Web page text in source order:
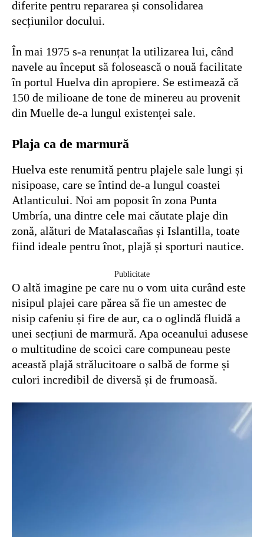
diferite pentru repararea și consolidarea
secțiunilor docului.
În mai 1975 s-a renunțat la utilizarea lui, când
navele au început să folosească o nouă facilitate
în portul Huelva din apropiere. Se estimează că
150 de milioane de tone de minereu au provenit
din Muelle de-a lungul existenței sale.
Plaja ca de marmură
Huelva este renumită pentru plajele sale lungi și
nisipoase, care se întind de-a lungul coastei
Atlanticului. Noi am poposit în zona Punta
Umbría, una dintre cele mai căutate plaje din
zonă, alături de Matalascañas și Islantilla, toate
fiind ideale pentru înot, plajă și sporturi nautice.
Publicitate
O altă imagine pe care nu o vom uita curând este
nisipul plajei care părea să fie un amestec de
nisip cafeniu și fire de aur, ca o oglindă fluidă a
unei secțiuni de marmură. Apa oceanului adusese
o multitudine de scoici care compuneau peste
această plajă strălucitoare o salbă de forme și
culori incredibil de diversă și de frumoasă.